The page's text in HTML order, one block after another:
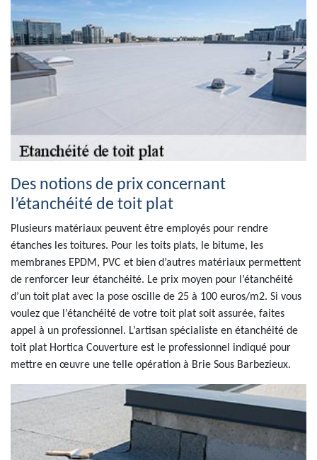
Des notions de prix concernant
l’étanchéité de toit plat
Plusieurs matériaux peuvent être employés pour rendre
étanches les toitures. Pour les toits plats, le bitume, les
membranes EPDM, PVC et bien d’autres matériaux permettent
de renforcer leur étanchéité. Le prix moyen pour l’étanchéité
d’un toit plat avec la pose oscille de 25 à 100 euros/m2. Si vous
voulez que l’étanchéité de votre toit plat soit assurée, faites
appel à un professionnel. L’artisan spécialiste en étanchéité de
toit plat Hortica Couverture est le professionnel indiqué pour
mettre en œuvre une telle opération à Brie Sous Barbezieux.